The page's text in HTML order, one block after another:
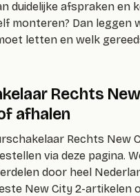
duidelijke afspraken en
monteren? Dan leggen
letten en welk
Rechts
afhalen
Rechts New
via deze pagina.
door heel
New City 2-artikelen